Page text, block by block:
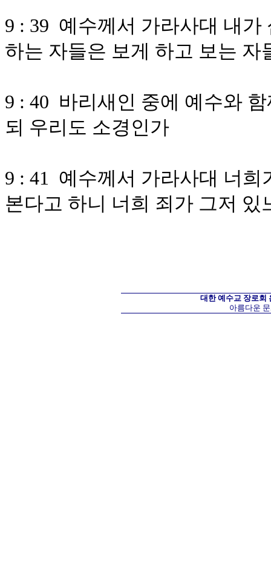
9 : 39 예수께서 가라사대 내
하는 자들은 보게 하고 보는
9 : 40 바리새인 중에 예수와
되 우리도 소경인가
9 : 41 예수께서 가라사대 너
본다고 하니 너희 죄가 그저 있
대한 예수교 장로회
아름다운